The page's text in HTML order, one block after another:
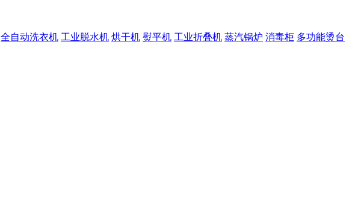
全自动洗衣机 工业脱水机 烘干机 熨平机 工业折叠机 蒸汽锅炉 消毒柜 多功能烫台